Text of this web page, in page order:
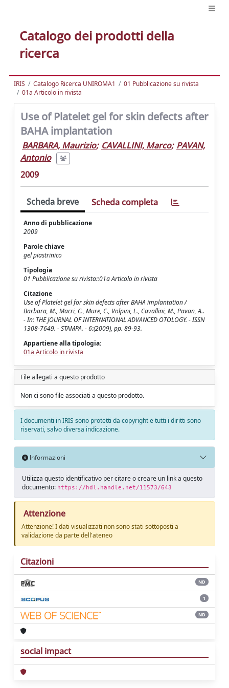
Catalogo dei prodotti della
ricerca
IRIS Catalogo Ricerca UNIROMA1
01 Pubblicazione su rivista
01a Articolo in rivista
Use of Platelet gel for skin defects after
BAHA implantation
BARBARA, Maurizio; CAVALLINI, Marco; PAVAN,
Antonio
2009
Scheda breve Scheda completa
Anno di pubblicazione
2009
Parole chiave
gel piastrinico
Tipologia
01 Pubblicazione su rivista::01a Articolo in rivista
Citazione
Use of Platelet gel for skin defects after BAHA implantation /
Barbara, M., Macri, C., Mure, C., Volpini, L., Cavallini, M., Pavan, A..
- In: THE JOURNAL OF INTERNATIONAL ADVANCED OTOLOGY. - ISSN
1308-7649. - STAMPA. - 6:(2009), pp. 89-93.
Appartiene alla tipologia:
01a Articolo in rivista
File allegati a questo prodotto
Non ci sono file associati a questo prodotto.
I documenti in IRIS sono protetti da copyright e tutti i diritti sono
riservati, salvo diversa indicazione.
Informazioni
Utilizza questo identificativo per citare o creare un link a questo
documento: https://hdl.handle.net/11573/643
Attenzione
Attenzione! I dati visualizzati non sono stati sottoposti a
validazione da parte dell'ateneo
Citazioni
ND
1
ND
social impact